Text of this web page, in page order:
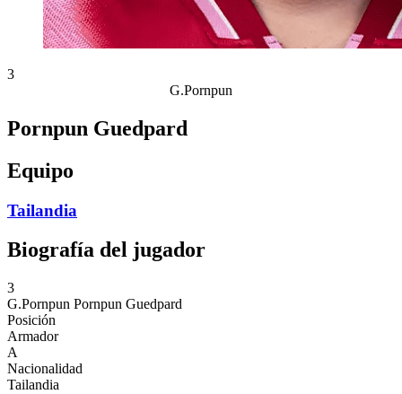
3
G.Pornpun
Pornpun Guedpard
Equipo
Tailandia
Biografía del jugador
3
G.Pornpun Pornpun Guedpard
Posición
Armador
A
Nacionalidad
Tailandia